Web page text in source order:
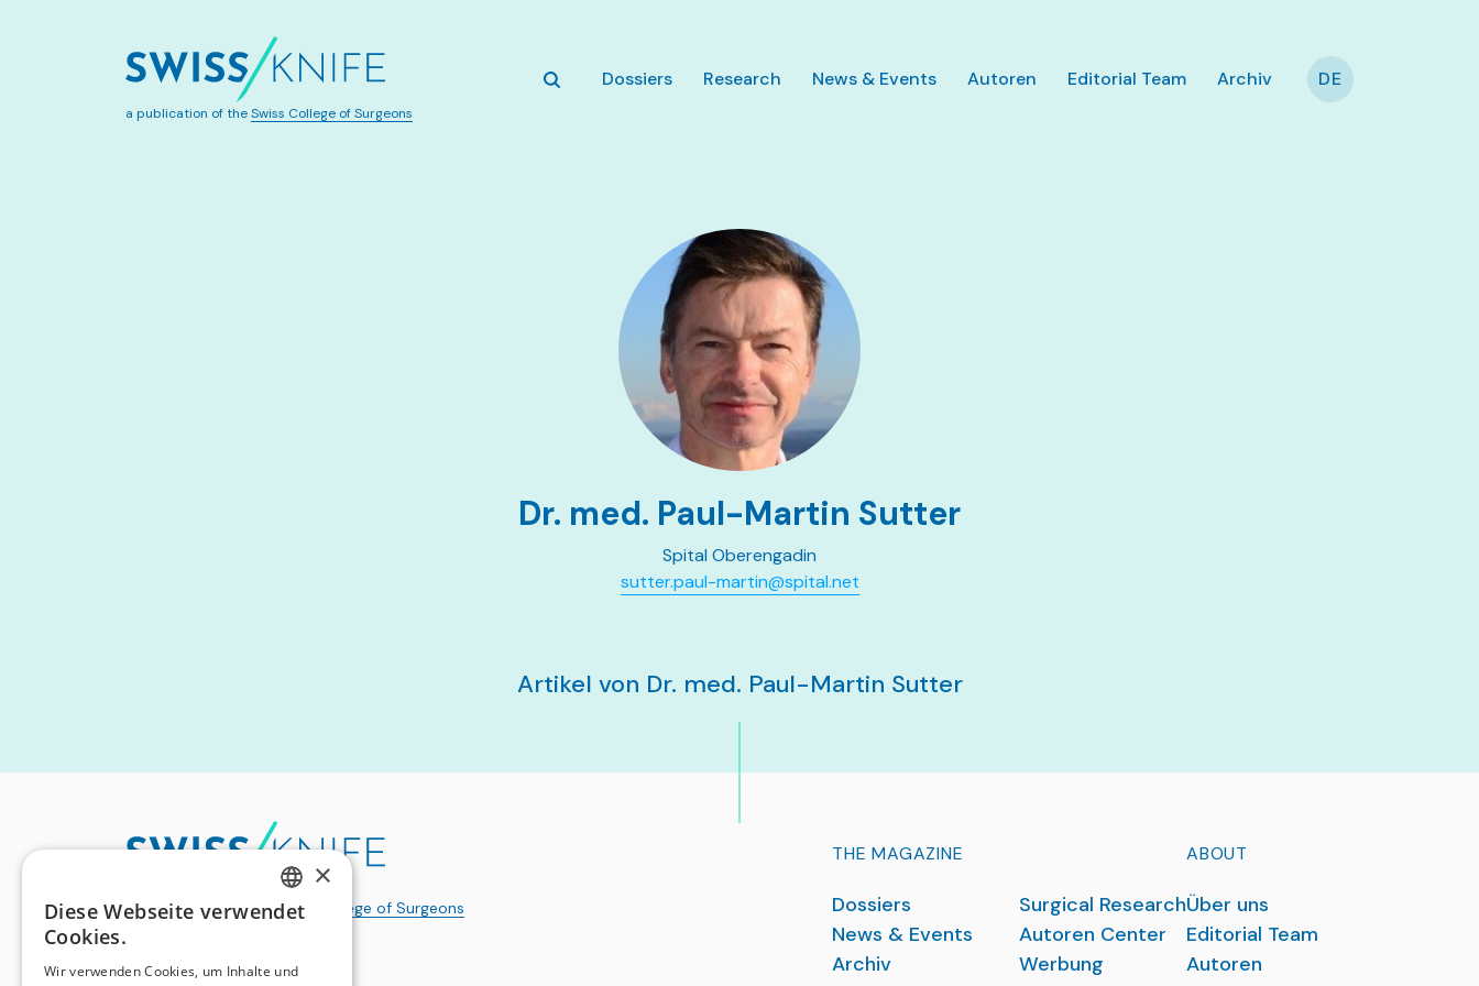
a publication of theSwiss College of Surgeons
Dossiers Research News & Events Autoren Editorial Team Archiv DE
Dr. med. Paul-Martin Sutter
Spital Oberengadin
sutter.paul-martin@spital.net
Artikel von Dr. med. Paul-Martin Sutter
a publication of theSwiss College of Surgeons
THE MAGAZINE
Dossiers
News & Events
Archiv
Surgical Research
Autoren Center
Werbung
ABOUT
Über uns
Editorial Team
Autoren
GERMAN
×
Diese Webseite verwendet
Cookies.
Wir verwenden Cookies, um Inhalte und